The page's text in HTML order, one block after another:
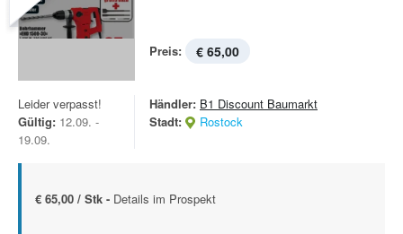
Preis: € 65,00
Leider verpasst!
Gültig: 12.09. -
19.09.
Händler: B1 Discount Baumarkt
Stadt:
Rostock
€ 65,00 / Stk - Details im Prospekt